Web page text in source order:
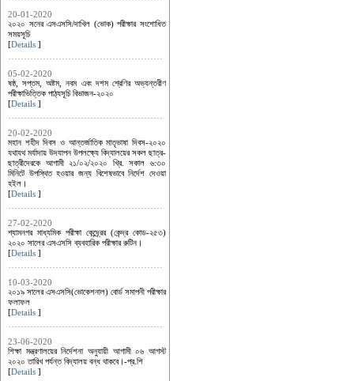
20-01-2020
২০২০ সনের এসএসসি/দাখিল (ভোক) পরীক্ষার সংশোধিত
সময়সূচি
[Details ]
05-02-2020
ষষ্ঠ, সপ্তম, অষ্টম, নবম এবং দশম শ্রেণির অভ্যন্তরীণ
পরীক্ষাভিত্তিক পাঠ্যসূচি বিভাজন-২০২০
[Details ]
20-02-2020
মহান শহীদ দিবস ও আন্তর্জাতিক মাতৃভাষা দিবস-২০২০
যথাযথ মর্যাদায় উদযাপন উপলক্ষ্যে বিদ্যালয়ের সকল ছাত্র-
ছাত্রীদেরকে আগামী ২১/০২/২০২০ খ্রি. সকাল ৬:৩০
মিনিটে উপস্থিত হওয়ার জন্য বিশেষভাবে নির্দেশ দেওয়া
হইল।
[Details ]
27-02-2020
শ্যামনগর মাধ্যমিক পরীক্ষা কেন্দ্র্রের (কেন্দ্র কোড-২৫৩)
২০২০ সালের এসএসসি ব্যবহারিক পরীক্ষার রুটিন।
[Details ]
10-03-2020
২০১৯ সালের এসএসসি(ভোকেশনাল) বোর্ড সমাপনী পরীক্ষার
ফলাফল
[Details ]
23-06-2020
শিক্ষা মন্ত্রণালয়ের নির্দেশনা অনুযায়ী আগামী ০৬ আগস্ট
২০২০ তারিখ পর্যন্ত বিদ্যালয় বন্ধ থাকবে।-প্র.শি
[Details ]